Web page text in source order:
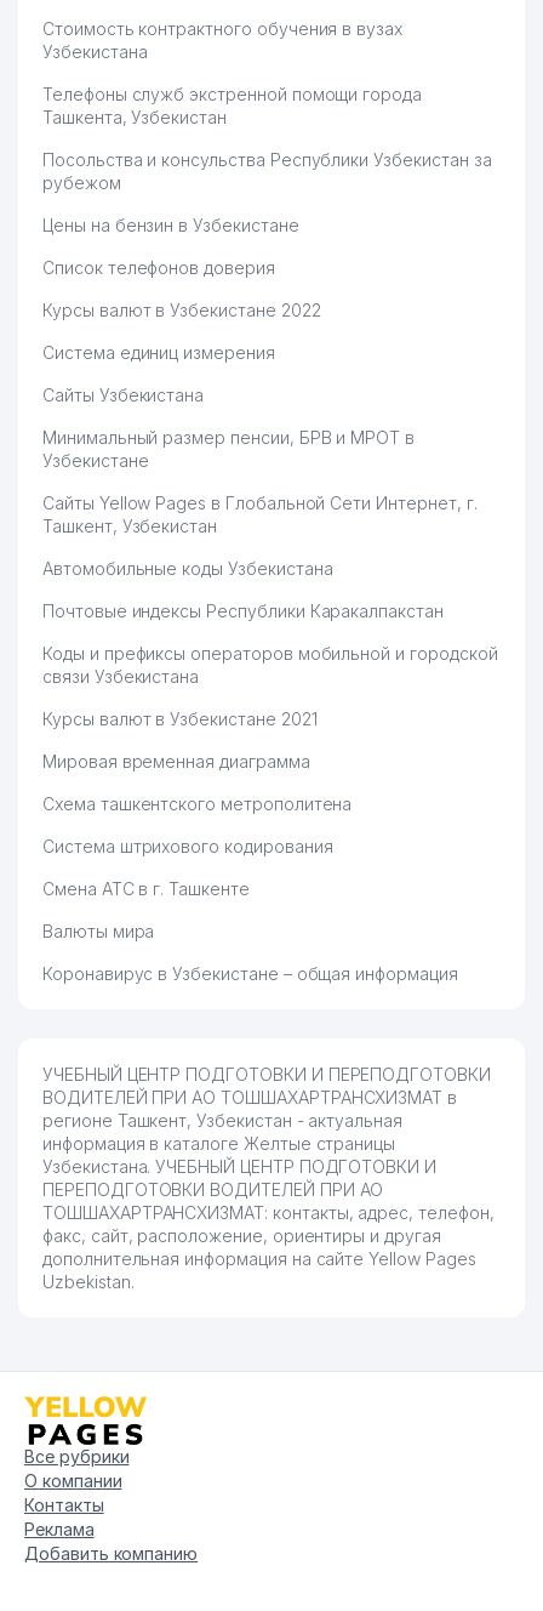
КОРЕЯ
МИРАБАДСКОГО РАЙОНА
65
МИРАБАДСКОГО РАЙОНА
776 м
IXTIYORJON AVTO ООО
67 ARBIS-KLIMAT SERVIS ЧП
68 САХОВАТ БРОЙЛЕР ООО
69 FANTAST ЧП
70 BAXT XIZMAT ООО
71 APEX PRODUCTION GROUP ЧП
72
ПРОТИВОТУБЕРКУЛЕЗНЫЙ
ДИСПАНСЕР № 5
827 м
73 VECTOR FORTUNA ООО
74 AVTOSOZLASH-KTB ООО 832 м
75 ЛЯХОВ А.Г. ИндП 832 м
76
ОБЩЕОБРАЗОВАТЕЛЬНАЯ
СЕМЕЙНОЕ ПРЕДПРИЯТИЕ
78 AMKODOR-TASHKENT ИП ООО
79 NIGSA KOMMUNAL ТЧСЖ
ДЕТСКИЙ САД №282
83
УЗЭЛЕКТРОАППАРАТ–
ЭЛЕКТРОЩИТ АО
882 м
84
VICTORY AND P АДВОКАТСКОЕ
БЮРО
889 м
85
TOSHELECTROAPPARAT ИП
ООО
902 м
87
АКАДЕМИЧЕСКИЙ ЛИЦЕЙ
"ТЕМУРБЕКЛАР МАКТАБИ"
НАЦИОНАЛЬНОЙ ГВАРДИИ
РЕСПУБЛИКИ УЗБЕКИСТАН
88 ELEKTROTEXNOLOGIYA ООО
89
Стоимость контрактного обучения в вузах
Узбекистана
Телефоны служб экстренной помощи города
Ташкента, Узбекистан
Посольства и консульства Республики Узбекистан за
рубежом
Цены на бензин в Узбекистане
Список телефонов доверия
Курсы валют в Узбекистане 2022
Система единиц измерения
Сайты Узбекистана
Минимальный размер пенсии, БРВ и МРОТ в
Узбекистане
Сайты Yellow Pages в Глобальной Сети Интернет, г.
Ташкент, Узбекистан
Автомобильные коды Узбекистана
Почтовые индексы Республики Каракалпакстан
Коды и префиксы операторов мобильной и городской
связи Узбекистана
Курсы валют в Узбекистане 2021
Мировая временная диаграмма
Схема ташкентского метрополитена
Система штрихового кодирования
Смена АТС в г. Ташкенте
Валюты мира
Коронавирус в Узбекистане – общая информация
УЧЕБНЫЙ ЦЕНТР ПОДГОТОВКИ И ПЕРЕПОДГОТОВКИ
ВОДИТЕЛЕЙ ПРИ АО ТОШШАХАРТРАНСХИЗМАТ в
регионе Ташкент, Узбекистан - актуальная
информация в каталоге Желтые страницы
Узбекистана. УЧЕБНЫЙ ЦЕНТР ПОДГОТОВКИ И
ПЕРЕПОДГОТОВКИ ВОДИТЕЛЕЙ ПРИ АО
ТОШШАХАРТРАНСХИЗМАТ: контакты, адрес, телефон,
факс, сайт, расположение, ориентиры и другая
дополнительная информация на сайте Yellow Pages
Uzbekistan.
Все рубрики
О компании
Контакты
Реклама
Добавить компанию